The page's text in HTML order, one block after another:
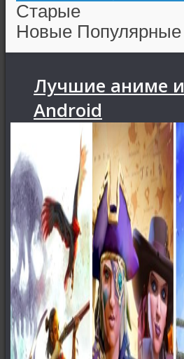
Старые
Новые Популярные
Лучшие аниме
Android